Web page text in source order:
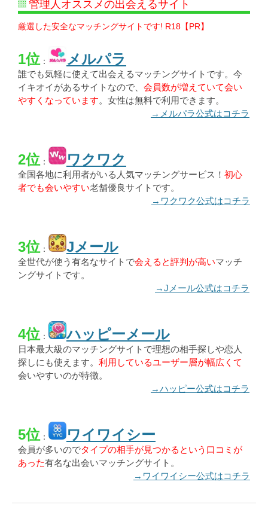
管理人オススメの出会えるサイト
厳選した安全なマッチングサイトです! R18【PR】
1位： メルパラ
誰でも気軽に使えて出会えるマッチングサイトです。今
イキオイがあるサイトなので、 会員数が増えていて会い
やすくなっています。女性は無料で利用できます。
→メルパラ公式はコチラ
2位： ワクワク
全国各地に利用者がいる人気マッチングサービス！ 初心
者でも会いやすい老舗優良サイトです。
→ワクワク公式はコチラ
3位： Jメール
全世代が使う有名なサイトで会えると評判が高いマッチ
ングサイトです。
→Jメール公式はコチラ
4位： ハッピーメール
日本最大級のマッチングサイトで理想の相手探しや恋人
探しにも使えます。 利用しているユーザー層が幅広くて
会いやすいのが特徴。
→ハッピー公式はコチラ
5位： ワイワイシー
会員が多いのでタイプの相手が見つかるという口コミが
あった有名な出会いマッチングサイト。
→ワイワイシー公式はコチラ